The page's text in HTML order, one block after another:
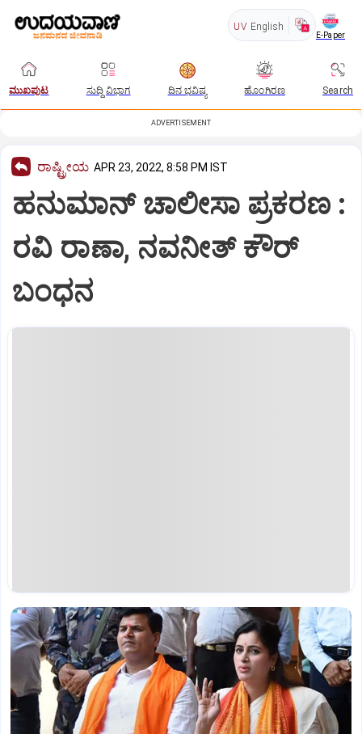
UV English
E-Paper
ಮುಖಪುಟ ಸುದ್ದಿ ವಿಭಾಗ ದಿನ ಭವಿಷ್ಯ ಹೊಂಗಿರಣ Search
ADVERTISEMENT
ರಾಷ್ಟ್ರೀಯ APR 23, 2022, 8:58 PM IST
ಹನುಮಾನ್ ಚಾಲೀಸಾ ಪ್ರಕರಣ :
ರವಿ ರಾಣಾ, ನವನೀತ್ ಕೌರ್
ಬಂಧನ